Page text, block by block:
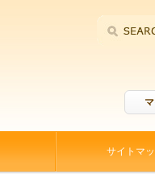
サイトマ